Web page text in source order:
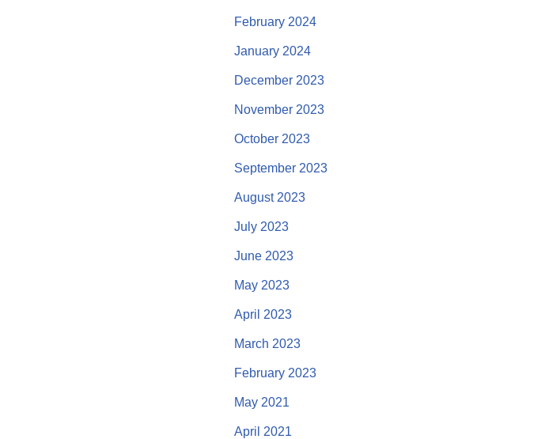
February 2024
January 2024
December 2023
November 2023
October 2023
September 2023
August 2023
July 2023
June 2023
May 2023
April 2023
March 2023
February 2023
May 2021
April 2021